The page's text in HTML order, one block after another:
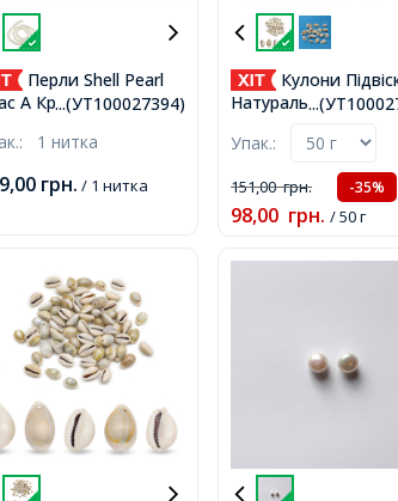
...(УТ100027394)
Перли Shell Pearl
А Круглий, Білий,
38см/нитка,
1 нитка
грн. / 1 нитка
Кулони
Натуральні Морські
14х6-8мм, Отвір 2мм,
близько 30шт/50г,
Упак.:
151,00грн. -35%
98,00 грн. / 50 г